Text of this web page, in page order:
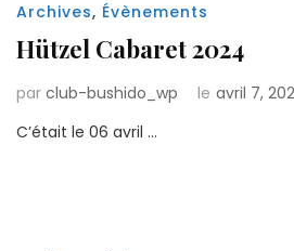
Archives, Évènements
Hützel Cabaret 2024
par club-bushido_wp le avril 7,
C’était le 06 avril …